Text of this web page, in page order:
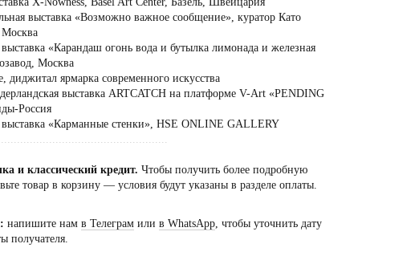
выставка «Возможно важное сообщение», куратор Като
«Карандаш огонь вода и бутылка лимонада и железная
Москва
ярмарка современного искусства
выставка ARTCATCH на платформе V-Art «PENDING
Россия
«Карманные стенки», HSE ONLINE GALLERY
и классический кредит. Чтобы получить более подробную
товар в корзину — условия будут указаны в разделе оплаты.
напишите нам в Телеграм или в WhatsApp, чтобы уточнить дату
получателя.